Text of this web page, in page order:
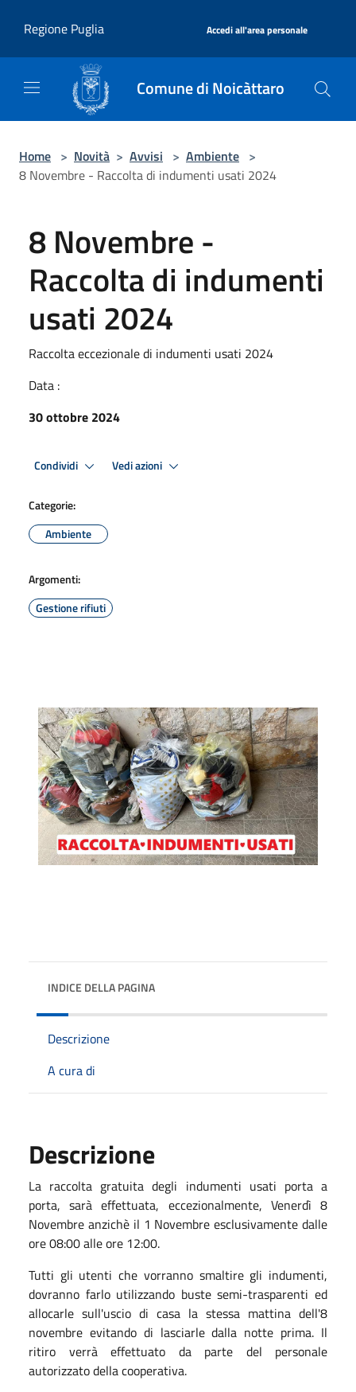
Regione Puglia
Accedi all'area personale
Comune di Noicàttaro
Home > Novità > Avvisi > Ambiente >
8 Novembre - Raccolta di indumenti usati 2024
8 Novembre -
Raccolta di indumenti
usati 2024
Raccolta eccezionale di indumenti usati 2024
Data :
30 ottobre 2024
Condividi Vedi azioni
Categorie:
Ambiente
Argomenti:
Gestione rifiuti
INDICE DELLA PAGINA
Descrizione
A cura di
Descrizione
La raccolta gratuita degli indumenti usati porta a
porta, sarà effettuata, eccezionalmente, Venerdì 8
Novembre anzichè il 1 Novembre esclusivamente dalle
ore 08:00 alle ore 12:00.
Tutti gli utenti che vorranno smaltire gli indumenti,
dovranno farlo utilizzando buste semi-trasparenti ed
allocarle sull'uscio di casa la stessa mattina dell'8
novembre evitando di lasciarle dalla notte prima. Il
ritiro verrà effettuato da parte del personale
autorizzato della cooperativa.